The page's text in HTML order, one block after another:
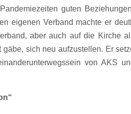
guten
eigenen Verband machte er
aber auch auf die Kirche
sich neu aufzustellen. Er
von AKS